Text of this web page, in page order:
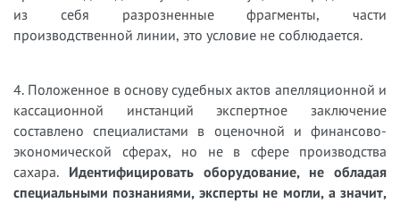
из себя разрозненные фрагменты, части
производственной линии, это условие не соблюдается.
4. Положенное в основу судебных актов апелляционной и
кассационной инстанций экспертное заключение
составлено специалистами в оценочной и финансово-
экономической сферах, но не в сфере производства
сахара. Идентифицировать оборудование, не обладая
специальными познаниями, эксперты не могли, а значит,